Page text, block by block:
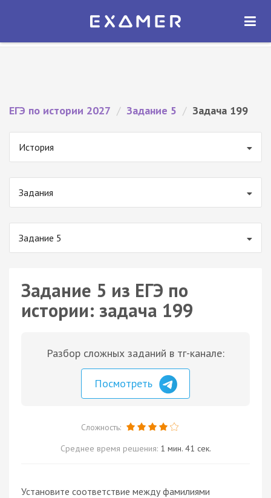
Экзамер — ЕГЭ 2027
ОТКРЫТЬ
ЕГЭ по истории 2027 / Задание 5 / Задача 199
История
Задания
Задание 5
Задание 5 из ЕГЭ по
истории: задача 199
Разбор сложных заданий в тг-канале:
Посмотреть
Сложность:
Среднее время решения: 1 мин. 41 сек.
Установите соответствие между фамилиями